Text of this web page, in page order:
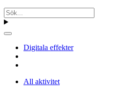
Digitala effekter
All aktivitet